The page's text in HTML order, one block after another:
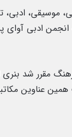
ادبی،
و انجمن نویسندگان تحویل شود و ۲ روز
مقرر شد
عناوین